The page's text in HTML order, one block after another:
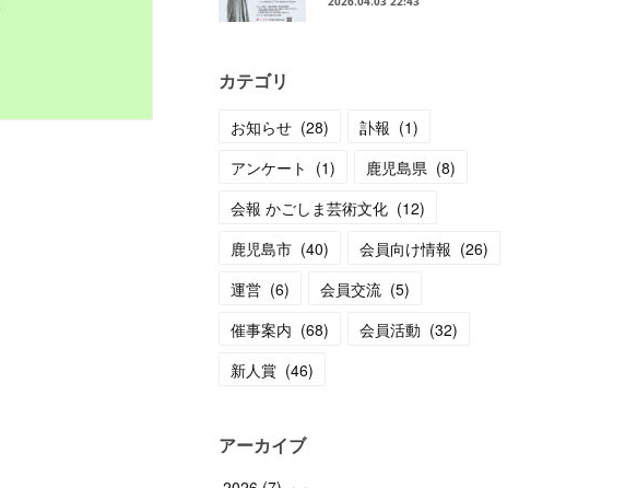
カテゴリ
お知らせ (28) 訃報 (1)
アンケート (1) 鹿児島県 (8)
会報 かごしま芸術文化 (12)
鹿児島市 (40) 会員向け情報 (26)
運営 (6) 会員交流 (5)
催事案内 (68) 会員活動 (32)
新人賞 (46)
アーカイブ